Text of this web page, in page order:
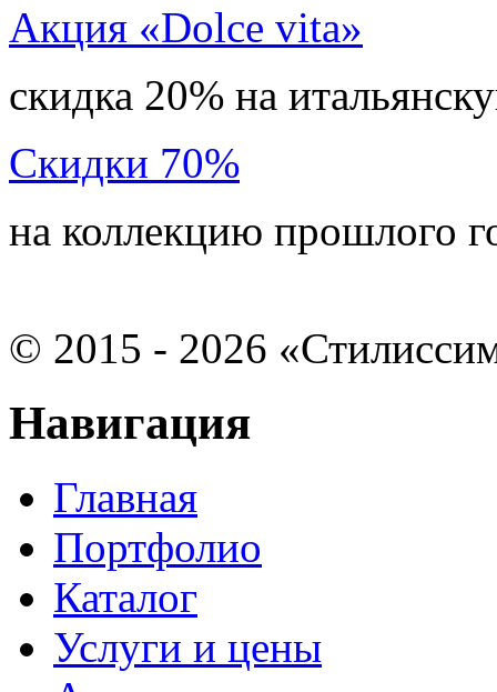
Акция «Dolce vita»
скидка 20% на
Скидки 70%
на коллекцию прошлого
© 2015 - 2026
Навигация
Главная
Портфолио
Каталог
Услуги и цены